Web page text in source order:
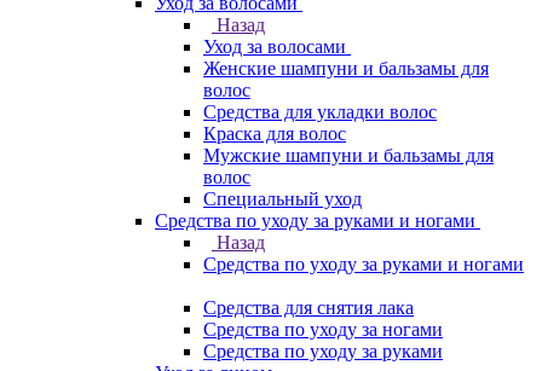
Назад
Уход за волосами
Женские шампуни и бальзамы для
волос
Средства для укладки волос
Краска для волос
Мужские шампуни и бальзамы для
волос
Специальный уход
Средства по уходу за руками и ногами
Назад
Средства по уходу за руками и ногами
Средства для снятия лака
Средства по уходу за ногами
Средства по уходу за руками